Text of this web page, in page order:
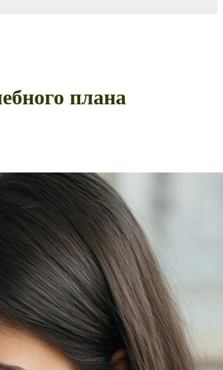
плана